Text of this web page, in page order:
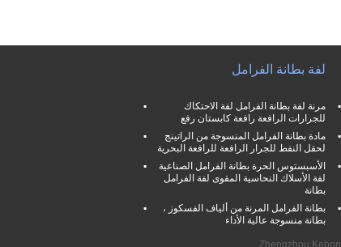
لفة بطانة الفرامل
مرنة لفة بطانة الفرامل لفة الاحتكاك
للجرارات الرافعة رافعة كابستان رفع
مادة بطانة الفرامل المنسوجة من الراتينج
لحقل النفط للجرار الرافعة للرافعة البحرية
الأسبستوس الحرة بطانة الفرامل الصناعية
لفة الأسلاك النحاسية المقوى لفة الفرامل
بطانة
بطانة الفرامل المرنة من ألياف الفسكوز ،
بطانة منسوجة عالية الأداء